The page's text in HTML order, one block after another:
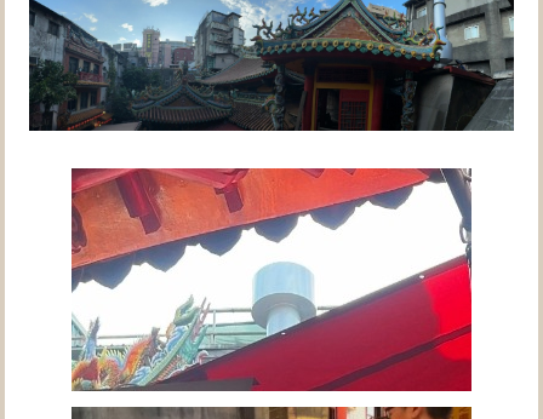
想了解
產品燒金實況嗎？
請前往【型號H16-S】產品影片